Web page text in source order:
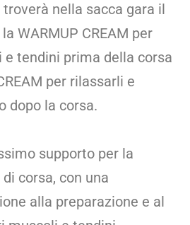
nella sacca gara il
WARMUP CREAM per
e tendini prima della corsa
per rilassarli e
dopo la corsa.
supporto per la
corsa, con una
alla preparazione e al